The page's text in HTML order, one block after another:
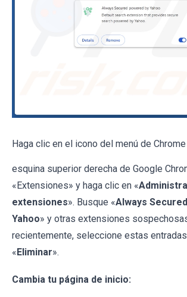
Haga clic en el icono del menú de Chrome
esquina superior derecha de Google
«Extensiones» y haga clic en «
extensiones». Busque «Always
Yahoo» y otras extensiones
recientemente, seleccione estas
« Eliminar».
Cambia tu página de inicio: